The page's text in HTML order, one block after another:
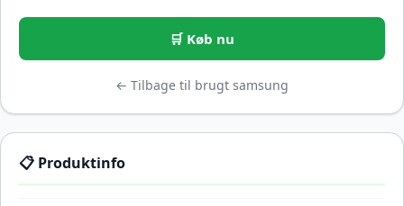
🛒 Køb nu
← Tilbage til brugt samsung
📋 Produktinfo